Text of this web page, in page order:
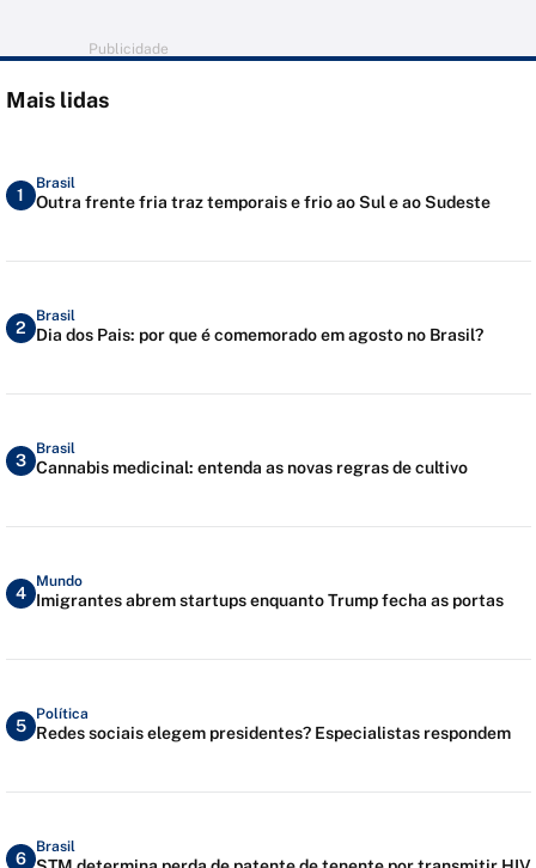
Publicidade
Mais lidas
1
Brasil
Outra frente fria traz temporais e frio ao Sul e ao Sudeste
2
Brasil
Dia dos Pais: por que é comemorado em agosto no Brasil?
3
Brasil
Cannabis medicinal: entenda as novas regras de cultivo
4
Mundo
Imigrantes abrem startups enquanto Trump fecha as portas
5
Política
Redes sociais elegem presidentes? Especialistas respondem
6
Brasil